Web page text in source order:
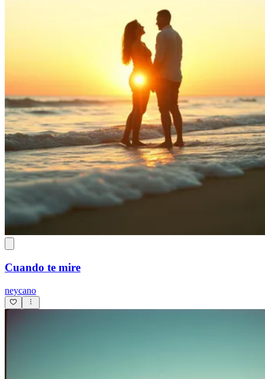
Cuando te mire
neycano